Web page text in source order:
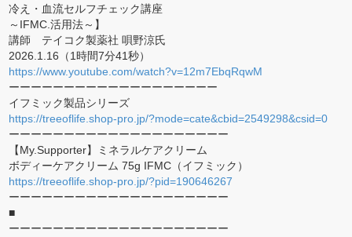
冷え・血流セルフチェック講座
～IFMC.活用法～】
講師 テイコク製薬社 唄野涼氏
2026.1.16（1時間7分41秒）
https://www.youtube.com/watch?v=12m7EbqRqwM
ーーーーーーーーーーーーーーーーーーー
イフミック製品シリーズ
https://treeoflife.shop-pro.jp/?mode=cate&cbid=2549298&csid=0
ーーーーーーーーーーーーーーーーーーーー
【My.Supporter】ミネラルケアクリーム
ボディーケアクリーム 75g IFMC（イフミック）
https://treeoflife.shop-pro.jp/?pid=190646267
ーーーーーーーーーーーーーーーーーーーー
■
ーーーーーーーーーーーーーーーーーーーー